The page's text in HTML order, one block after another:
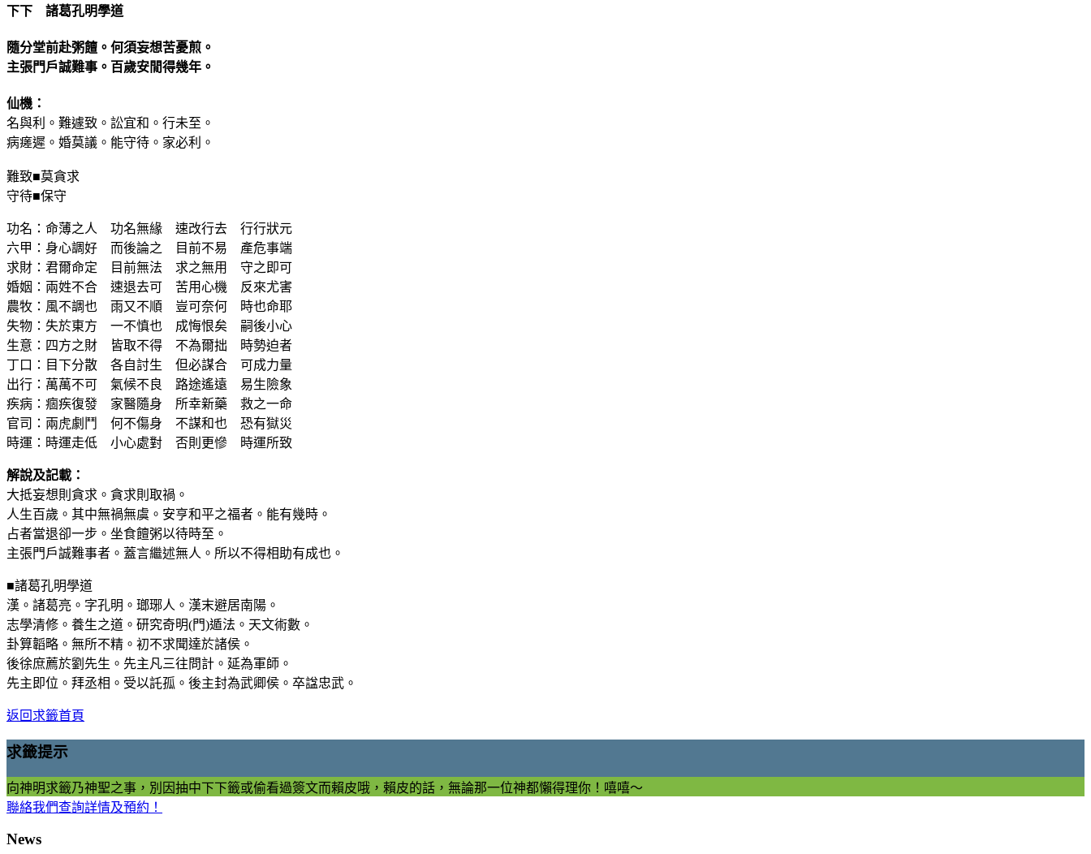
下下 諸葛孔明學道
隨分堂前赴粥饘。何須妄想苦憂煎。
主張門戶誠難事。百歲安閒得幾年。
仙機：
名與利。難遽致。訟宜和。行未至。
病瘥遲。婚莫議。能守待。家必利。
難致■莫貪求
守待■保守
功名：命薄之人 功名無緣 速改行去 行行狀元
六甲：身心調好 而後論之 目前不易 產危事端
求財：君爾命定 目前無法 求之無用 守之即可
婚姻：兩姓不合 速退去可 苦用心機 反來尤害
農牧：風不調也 雨又不順 豈可奈何 時也命耶
失物：失於東方 一不慎也 成悔恨矣 嗣後小心
生意：四方之財 皆取不得 不為爾拙 時勢迫者
丁口：目下分散 各自討生 但必謀合 可成力量
出行：萬萬不可 氣候不良 路途遙遠 易生險象
疾病：痼疾復發 家醫隨身 所幸新藥 救之一命
官司：兩虎劇鬥 何不傷身 不謀和也 恐有獄災
時運：時運走低 小心處對 否則更慘 時運所致
解說及記載：
大抵妄想則貪求。貪求則取禍。
人生百歲。其中無禍無虞。安亨和平之福者。能有幾時。
占者當退卻一步。坐食饘粥以待時至。
主張門戶誠難事者。蓋言繼述無人。所以不得相助有成也。
■諸葛孔明學道
漢。諸葛亮。字孔明。瑯琊人。漢末避居南陽。
志學清修。養生之道。研究奇明(門)遁法。天文術數。
卦算韜略。無所不精。初不求聞達於諸侯。
後徐庶薦於劉先生。先主凡三往問計。延為軍師。
先主即位。拜丞相。受以託孤。後主封為武卿侯。卒諡忠武。
返回求籤首頁
求籤提示
向神明求籤乃神聖之事，別因抽中下下籤或偷看過簽文而賴皮哦，賴皮的話，無論那一位神都懶得理你！嘻嘻～
聯絡我們查詢詳情及預約！
News